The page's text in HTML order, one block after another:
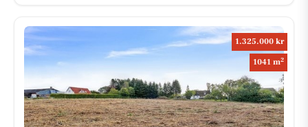
1.325.000 kr
1041 m2